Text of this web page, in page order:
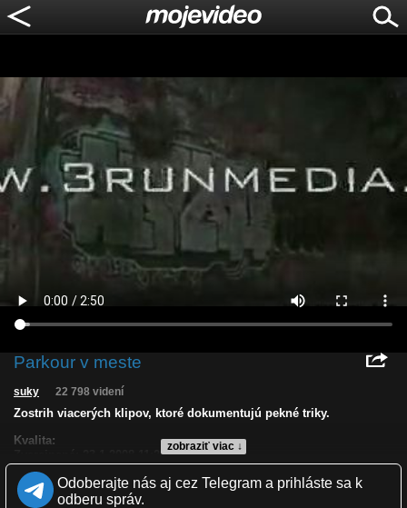
Parkour v meste
zobraziť viac ↓
suky 22 798 videní
Zostrih viacerých klipov, ktoré dokumentujú pekné triky.
Kvalita:
Zverejnené: 23.1.2008 11:28
Páči sa: 94% (34 hlasov)
Obľúbené: 32
Komentárov: 32
Odoberajte nás aj cez Telegram a prihláste sa k
odberu správ.